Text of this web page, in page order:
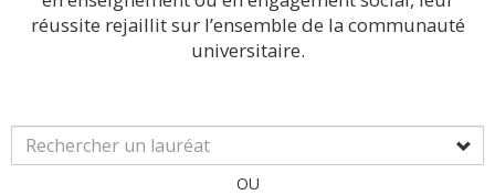
réussite rejaillit sur l’ensemble de la communauté
universitaire.
OU